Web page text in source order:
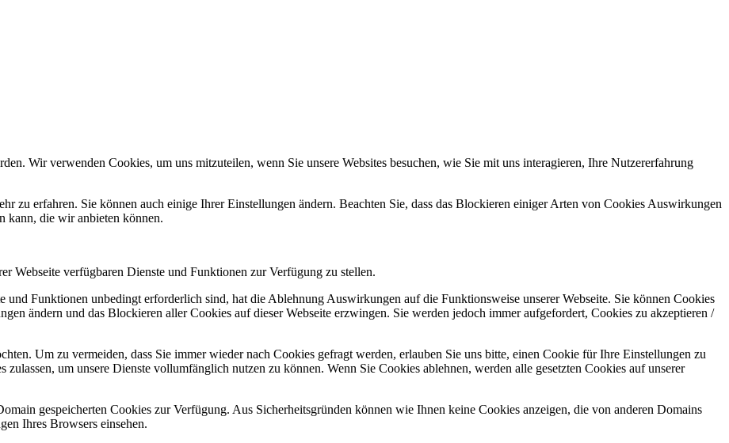
Wir verwenden Cookies, um uns mitzuteilen, wenn Sie unsere Websites besuchen, wie Sie mit uns interagieren, Ihre Nutzererfahrung
zu erfahren. Sie können auch einige Ihrer Einstellungen ändern. Beachten Sie, dass das Blockieren einiger Arten von Cookies Auswirkungen
kann, die wir anbieten können.
Webseite verfügbaren Dienste und Funktionen zur Verfügung zu stellen.
und Funktionen unbedingt erforderlich sind, hat die Ablehnung Auswirkungen auf die Funktionsweise unserer Webseite. Sie können Cookies
ändern und das Blockieren aller Cookies auf dieser Webseite erzwingen. Sie werden jedoch immer aufgefordert, Cookies zu akzeptieren /
Um zu vermeiden, dass Sie immer wieder nach Cookies gefragt werden, erlauben Sie uns bitte, einen Cookie für Ihre Einstellungen zu
zulassen, um unsere Dienste vollumfänglich nutzen zu können. Wenn Sie Cookies ablehnen, werden alle gesetzten Cookies auf unserer
gespeicherten Cookies zur Verfügung. Aus Sicherheitsgründen können wie Ihnen keine Cookies anzeigen, die von anderen Domains
Ihres Browsers einsehen.